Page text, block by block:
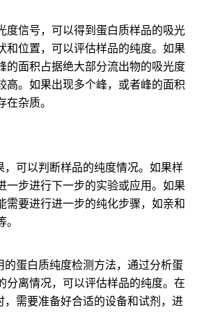
度信号，可以得到蛋白质样品的吸光
和位置，可以评估样品的纯度。如果
的面积占据绝大部分流出物的吸光度
高。如果出现多个峰，或者峰的面积
杂质。
，可以判断样品的纯度情况。如果样
一步进行下一步的实验或应用。如果
需要进行进一步的纯化步骤，如亲和
的蛋白质纯度检测方法，通过分析蛋
分离情况，可以评估样品的纯度。在
，需要准备好合适的设备和试剂，进